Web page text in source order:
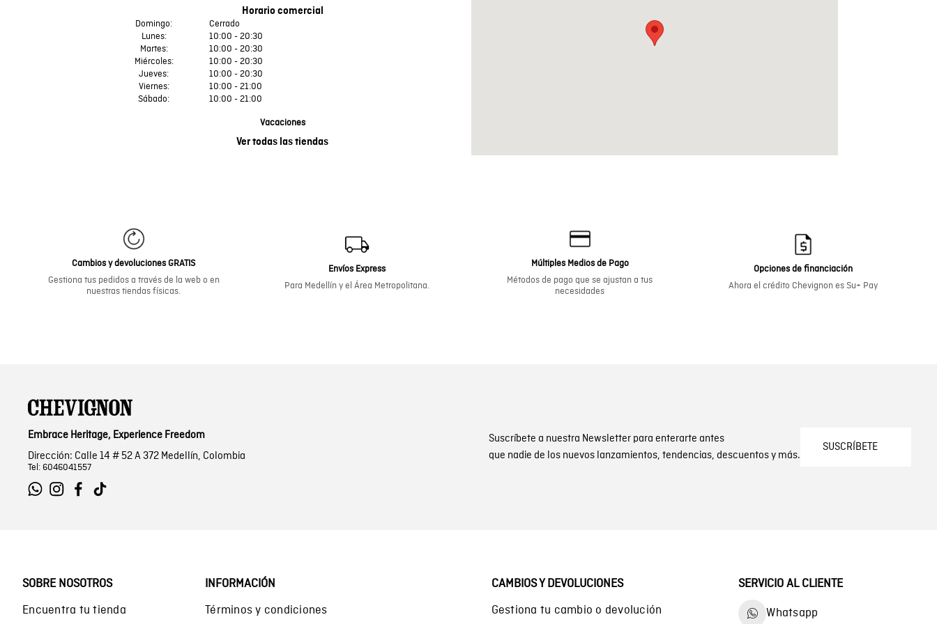
Horario comercial
Domingo:
Cerrado
Lunes:
10:00 - 20:30
Martes:
10:00 - 20:30
Miércoles:
10:00 - 20:30
Jueves:
10:00 - 20:30
Viernes:
10:00 - 21:00
Sábado:
10:00 - 21:00
Vacaciones
Ver todas las tiendas
Cambios y devoluciones GRATIS
Gestiona tus pedidos a través de la web o en
nuestras tiendas físicas.
Envíos Express
Para Medellín y el Área Metropolitana.
Múltiples Medios de Pago
Métodos de pago que se ajustan a tus
necesidades
Opciones de financiación
Ahora el crédito Chevignon es Su+ Pay
Suscríbete a nuestra Newsletter para enterarte antes
que nadie de los nuevos lanzamientos, tendencias, descuentos y más.
SUSCRÍBETE
Embrace Heritage, Experience Freedom
Dirección: Calle 14 # 52 A 372 Medellín, Colombia
Tel: 6046041557
SOBRE NOSOTROS
Encuentra tu tienda
INFORMACIÓN
Términos y condiciones
CAMBIOS Y DEVOLUCIONES
Gestiona tu cambio o devolución
SERVICIO AL CLIENTE
Whatsapp